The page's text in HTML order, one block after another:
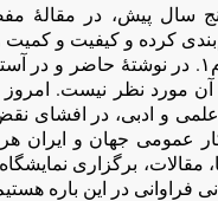
در بیستمین سال یادآوری اعدامهای سال ۶٧،
کرده و کیفیت و
اشاره به مدارک و اسناد، تا آنجا که مقدور بود،
تکمیل آن مورد نظر نیست.
و ادبی، در افشای
عمومی جهان و ایران
برگزاری
فراوانی در این باره